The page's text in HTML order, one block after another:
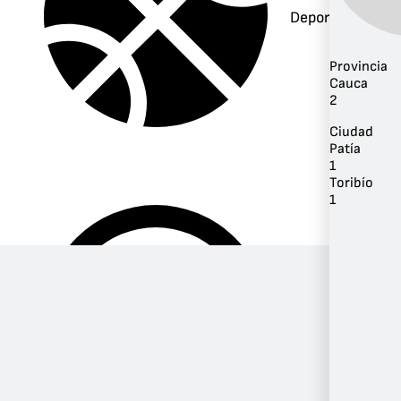
Deportes
Provincia
Cauca
2
Ciudad
Patía
1
Toribío
1